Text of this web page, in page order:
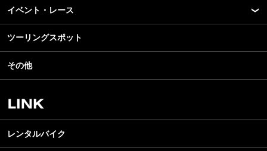
モデル情報
カスタマイズパーツ
テクノロジー
名車・旧車
ビジネス
アプリ
ライディングギア
ツーリング
アウトドア
レンタルバイク
イベント・レース
モータースポーツ
イベント
スクール・レッスン
ツーリングスポット
その他
レンタルバイク